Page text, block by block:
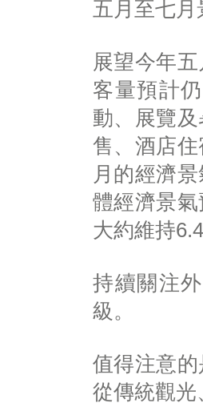
五月至七
展望今年
客量預計
動、展覽
售、酒店
月的經濟
體經濟景
大約維持
持續關注
級。
值得注意
從傳統觀光